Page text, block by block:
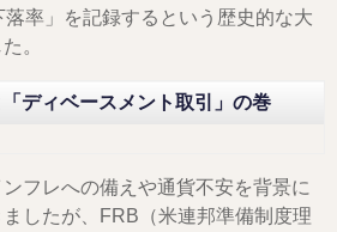
率」を記録するという歴史的な大
。
ディベースメント取引」の巻
フレへの備えや通貨不安を背景に
したが、FRB（米連邦準備制度理